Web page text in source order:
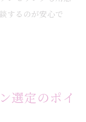
するのが安心で
選定のポイ